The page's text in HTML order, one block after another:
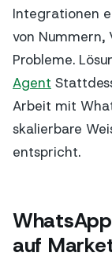
Integrationen
von Nummern,
Probleme.
Agent
Arbeit mit
skalierbare
entspricht.
auf